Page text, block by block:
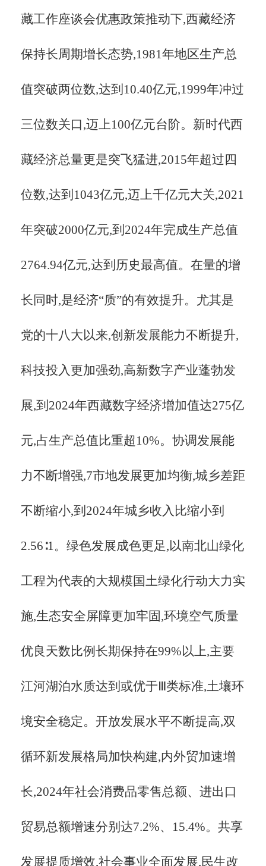
藏工作座谈会优惠政策推动下,西藏经济
保持长周期增长态势,1981年地区生产总
值突破两位数,达到10.40亿元,1999年冲过
三位数关口,迈上100亿元台阶。新时代西
藏经济总量更是突飞猛进,2015年超过四
位数,达到1043亿元,迈上千亿元大关,2021
年突破2000亿元,到2024年完成生产总值
2764.94亿元,达到历史最高值。在量的增
长同时,是经济“质”的有效提升。尤其是
党的十八大以来,创新发展能力不断提升,
科技投入更加强劲,高新数字产业蓬勃发
展,到2024年西藏数字经济增加值达275亿
元,占生产总值比重超10%。协调发展能
力不断增强,7市地发展更加均衡,城乡差距
不断缩小,到2024年城乡收入比缩小到
2.56∶1。绿色发展成色更足,以南北山绿化
工程为代表的大规模国土绿化行动大力实
施,生态安全屏障更加牢固,环境空气质量
优良天数比例长期保持在99%以上,主要
江河湖泊水质达到或优于Ⅲ类标准,土壤环
境安全稳定。开放发展水平不断提高,双
循环新发展格局加快构建,内外贸加速增
长,2024年社会消费品零售总额、进出口
贸易总额增速分别达7.2%、15.4%。共享
发展提质增效,社会事业全面发展,民生改